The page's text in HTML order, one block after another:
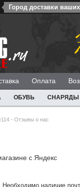
Город доставки
Оплата
ОБУВЬ СНАРЯДЫ
- Отзывы о нас
c Яндекс
Необходимо наличие